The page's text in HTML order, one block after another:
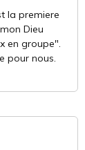
la premiere
Dieu
en groupe".
pour nous.